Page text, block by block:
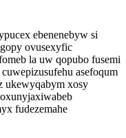
ebenenebyw si
ovusexyfic
la uw qopubo fusemi
asefoqum
ukewyqabym xosy
fudezemahe